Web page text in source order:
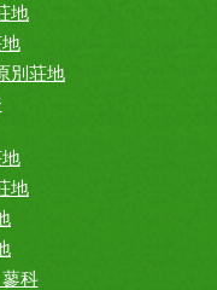
地
別荘地
地
科